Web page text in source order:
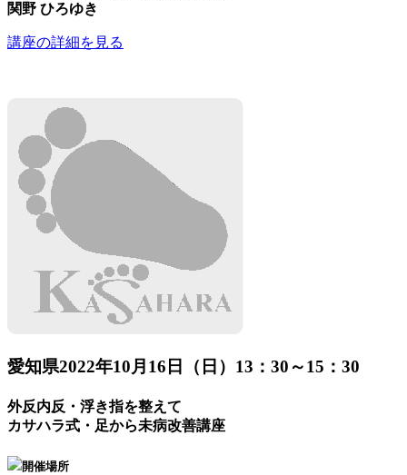
関野 ひろゆき
講座の詳細を見る
愛知県2022年10月16日（日）13：30～15：30
外反内反・浮き指を整えて
カサハラ式・足から未病改善講座
開催場所